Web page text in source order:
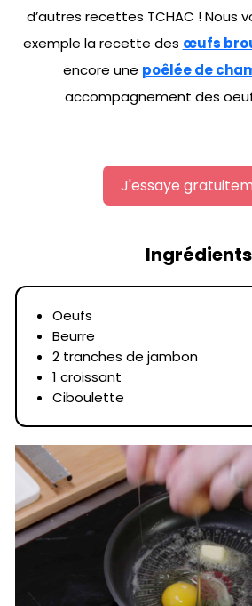
d’autres recettes TCHAC ! Nous
exemple la recette des œufs
encore une poêlée de
accompagnement des
J'essaye
Ingrédients
Oeufs
Beurre
2 tranches de jambon
1 croissant
Ciboulette